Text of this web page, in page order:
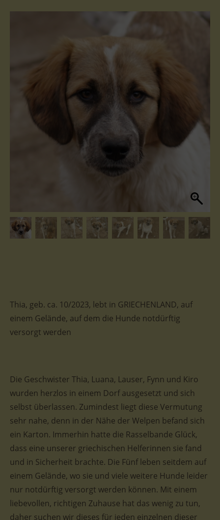
Thia, geb. ca. 10/2023, lebt in GRIECHENLAND, auf
einem Gelände, auf dem die Hunde notdürftig
versorgt werden
Die Geschwister Thia, Luana, Lauser, Fynn und Kiro
wurden herzlos in einem Dorf ausgesetzt und sich
selbst überlassen. Zumindest liegt diese Vermutung
sehr nahe, denn in der Nähe der Welpen befand sich
ein Karton. Immerhin hatte die Rasselbande Glück,
dass eine unserer griechischen Helferinnen sie fand
und in Sicherheit brachte. Die Fünf leben seitdem auf
einem Gelände, wo sie und viele weitere Hunde leider
nur notdürftig versorgt werden können. Mit einem
liebevollen, richtigen Zuhause hat das wenig zu tun,
daher suchen wir dieses für jeden einzelnen dieser